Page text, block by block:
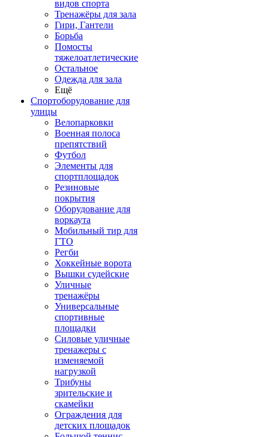
видов спорта
Тренажёры для зала
Гири, Гантели
Борьба
Помосты
тяжелоатлетические
Остальное
Одежда для зала
Ещё
Спортоборудование для
улицы
Велопарковки
Военная полоса
препятствий
Футбол
Элементы для
спортплощадок
Резиновые
покрытия
Оборудование для
воркаута
Мобильный тир для
ГТО
Регби
Хоккейные ворота
Вышки судейские
Уличные
тренажёры
Универсальные
спортивные
площадки
Силовые уличные
тренажеры с
изменяемой
нагрузкой
Трибуны
зрительские и
скамейки
Ограждения для
детских площадок